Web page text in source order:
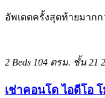
อัพเดตครั้งสุดท้ายมากก
2 Beds 104 ตรม. ชั้น 21
เช่าคอนโด ไอดีโอ